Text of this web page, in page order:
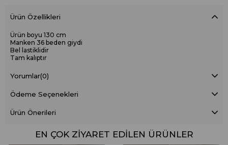
Ürün Özellikleri
Ürün boyu 130 cm
Manken 36 beden giydi
Bel lastiklidir
Tam kalıptır
Yorumlar(0)
Ödeme Seçenekleri
Ürün Önerileri
EN ÇOK ZIYARET EDILEN ÜRÜNLER